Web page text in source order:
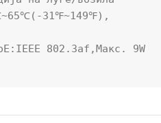
31℉~149℉),
802.3af,Макс. 9W